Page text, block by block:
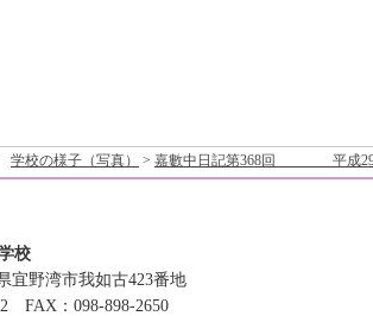
学校の様子（写真） > 嘉數中日記第368回 平成29
校
宜野湾市我如古423番地
FAX：098-898-2650